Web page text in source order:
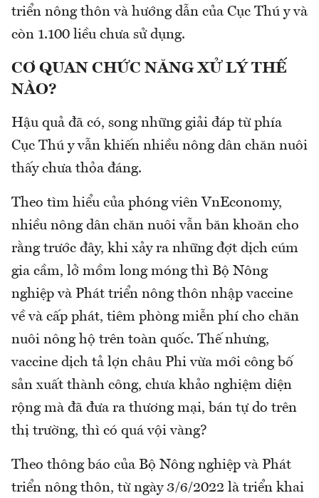
triển nông thôn và hướng dẫn của Cục Thú y và
còn 1.100 liều chưa sử dụng.
CƠ QUAN CHỨC NĂNG XỬ LÝ THẾ
NÀO?
Hậu quả đã có, song những giải đáp từ phía
Cục Thú y vẫn khiến nhiều nông dân chăn nuôi
thấy chưa thỏa đáng.
Theo tìm hiểu của phóng viên VnEconomy,
nhiều nông dân chăn nuôi vẫn băn khoăn cho
rằng trước đây, khi xảy ra những đợt dịch cúm
gia cầm, lở mồm long móng thì Bộ Nông
nghiệp và Phát triển nông thôn nhập vaccine
về và cấp phát, tiêm phòng miễn phí cho chăn
nuôi nông hộ trên toàn quốc. Thế nhưng,
vaccine dịch tả lợn châu Phi vừa mới công bố
sản xuất thành công, chưa khảo nghiệm diện
rộng mà đã đưa ra thương mại, bán tự do trên
thị trường, thì có quá vội vàng?
Theo thông báo của Bộ Nông nghiệp và Phát
triển nông thôn, từ ngày 3/6/2022 là triển khai